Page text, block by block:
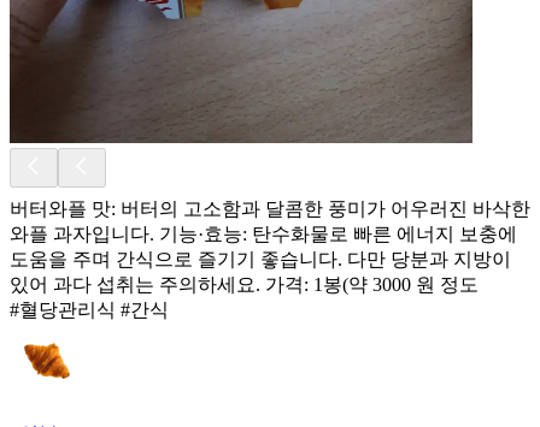
버터와플 맛: 버터의 고소함과 달콤한 풍미가 어우러진 바삭한
와플 과자입니다. 기능·효능: 탄수화물로 빠른 에너지 보충에
도움을 주며 간식으로 즐기기 좋습니다. 다만 당분과 지방이
있어 과다 섭취는 주의하세요. 가격: 1봉(약 3000 원 정도
#혈당관리식 #간식